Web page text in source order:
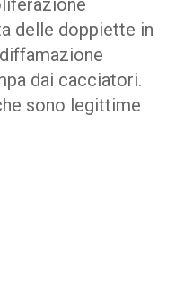
delle doppiette in
dai cacciatori.
sono legittime